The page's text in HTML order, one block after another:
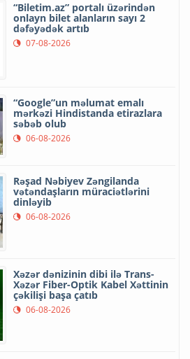
“Biletim.az” portalı üzərindən
onlayn bilet alanların sayı 2
dəfəyədək artıb
07-08-2026
“Google”un məlumat emalı
mərkəzi Hindistanda etirazlara
səbəb olub
06-08-2026
Rəşad Nəbiyev Zəngilanda
vətəndaşların müraciətlərini
dinləyib
06-08-2026
Xəzər dənizinin dibi ilə Trans-
Xəzər Fiber-Optik Kabel Xəttinin
çəkilişi başa çatıb
06-08-2026